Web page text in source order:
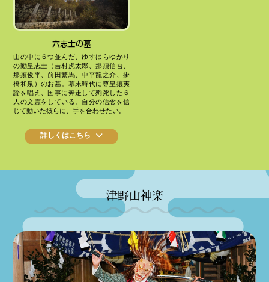
六志士の墓
山の中に６つ並んだ、ゆすはらゆかり
の勤皇志士（吉村虎太郎、那須信吾、
那須俊平、前田繁馬、中平龍之介、掛
橋和泉）のお墓。幕末時代に尊皇攘夷
論を唱え、国事に奔走して殉死した６
人の文霊をしている。自分の信念を信
じて動いた彼らに、手を合わせたい。
詳しくはこちら
津野山神楽